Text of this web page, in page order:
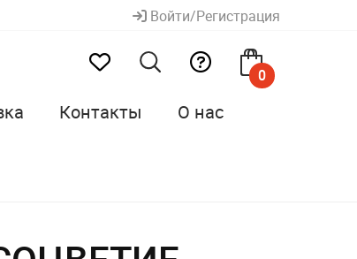
Войти/Регистрация
0
Контакты О нас